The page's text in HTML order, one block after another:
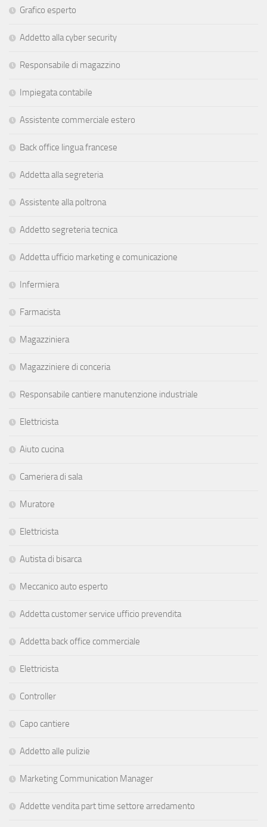
Grafico esperto
Addetto alla cyber security
Responsabile di magazzino
Impiegata contabile
Assistente commerciale estero
Back office lingua francese
Addetta alla segreteria
Assistente alla poltrona
Addetto segreteria tecnica
Addetta ufficio marketing e comunicazione
Infermiera
Farmacista
Magazziniera
Magazziniere di conceria
Responsabile cantiere manutenzione industriale
Elettricista
Aiuto cucina
Cameriera di sala
Muratore
Elettricista
Autista di bisarca
Meccanico auto esperto
Addetta customer service ufficio prevendita
Addetta back office commerciale
Elettricista
Controller
Capo cantiere
Addetto alle pulizie
Marketing Communication Manager
Addette vendita part time settore arredamento